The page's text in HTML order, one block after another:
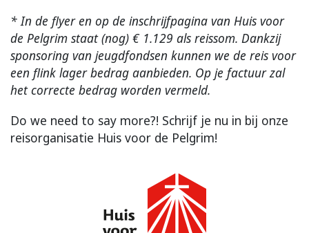
* In de flyer en op de inschrijfpagina van Huis voor
de Pelgrim staat (nog) € 1.129 als reissom. Dankzij
sponsoring van jeugdfondsen kunnen we de reis voor
een flink lager bedrag aanbieden. Op je factuur zal
het correcte bedrag worden vermeld.
Do we need to say more?! Schrijf je nu in bij onze
reisorganisatie Huis voor de Pelgrim!